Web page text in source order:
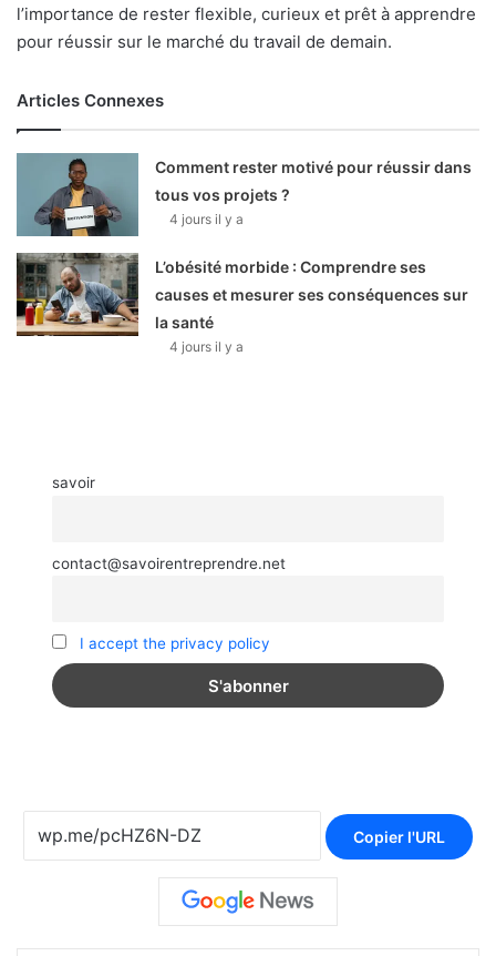
l’importance de rester flexible, curieux et prêt à apprendre
pour réussir sur le marché du travail de demain.
Articles Connexes
Comment rester motivé pour réussir dans
tous vos projets ?
4 jours il y a
L’obésité morbide : Comprendre ses
causes et mesurer ses conséquences sur
la santé
4 jours il y a
savoir
contact@savoirentreprendre.net
I accept the privacy policy
Copier l'URL